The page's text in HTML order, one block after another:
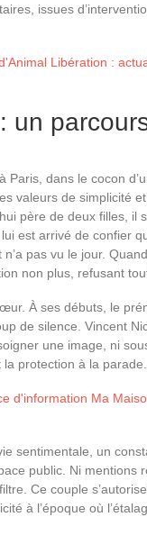
issues
Libération :
un
dans le cocon
valeurs de simplicité
père de deux filles, il
est arrivé de confier
pas vu le jour.
non plus, refusant
À ses débuts, le
de silence. Vincent
une image, ni
protection à la parade.
d'information Ma
sentimentale, un
public. Ni mentions
Ce couple
à l’époque où